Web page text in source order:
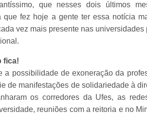
que nesses dois últimos
fez hoje a gente ter essa notícia
vez mais presente nas universidades
fica!
a possibilidade de exoneração da
de manifestações de solidariedade à
os corredores da Ufes, as
reuniões com a reitoria e no